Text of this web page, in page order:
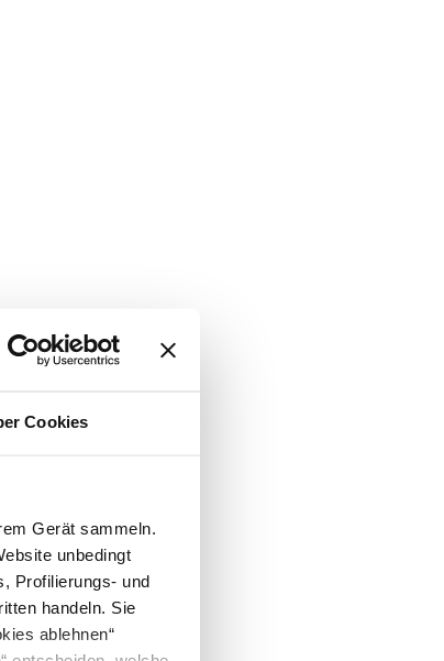
Cookies
Gerät sammeln.
unbedingt
Profilierungs- und
handeln. Sie
ablehnen“